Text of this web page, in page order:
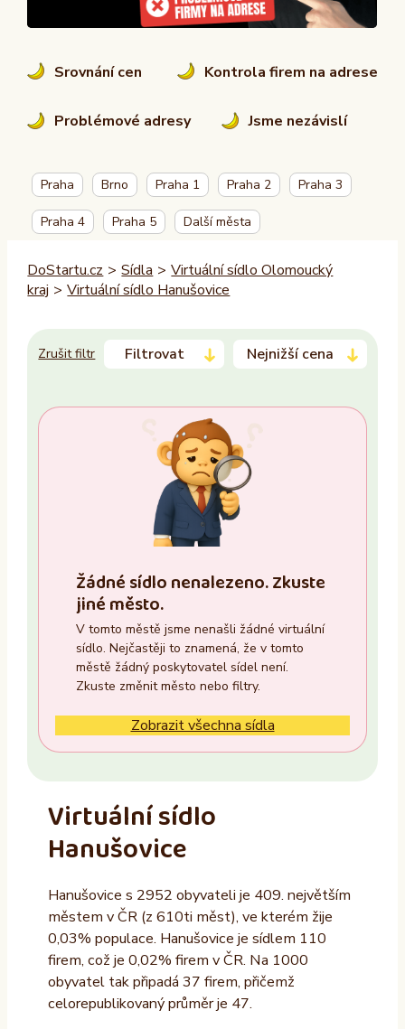
Srovnání cen Kontrola firem na adrese
Problémové adresy Jsme nezávislí
Praha Brno Praha 1 Praha 2 Praha 3
Praha 4 Praha 5 Další města
DoStartu.cz > Sídla > Virtuální sídlo Olomoucký
kraj > Virtuální sídlo Hanušovice
Zrušit filtr Filtrovat Nejnižší cena
Trvalý pobyt
Ano
Ne
Recepce
Ano
Ne
Ne
ALTAXO SE
COMEFLEX CONSULTING s.r.o.
Firmus a.s.
Další
Žádné sídlo nenalezeno. Zkuste
jiné město.
V tomto městě jsme nenašli žádné virtuální
sídlo. Nejčastěji to znamená, že v tomto
městě žádný poskytovatel sídel není.
Zkuste změnit město nebo filtry.
Zobrazit všechna sídla
Virtuální sídlo
Hanušovice
Hanušovice s 2952 obyvateli je 409. největším
městem v ČR (z 610ti měst), ve kterém žije
0,03% populace. Hanušovice je sídlem 110
firem, což je 0,02% firem v ČR. Na 1000
obyvatel tak připadá 37 firem, přičemž
celorepublikovaný průměr je 47.